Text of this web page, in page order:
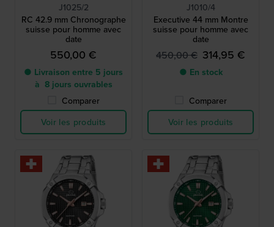
J1025/2
RC 42.9 mm Chronographe
suisse pour homme avec
date
550,00 €
● Livraison entre 5 jours
à 8 jours ouvrables
Comparer
Voir les produits
J1010/4
Executive 44 mm Montre
suisse pour homme avec
date
450,00 € 314,95 €
● En stock
Comparer
Voir les produits